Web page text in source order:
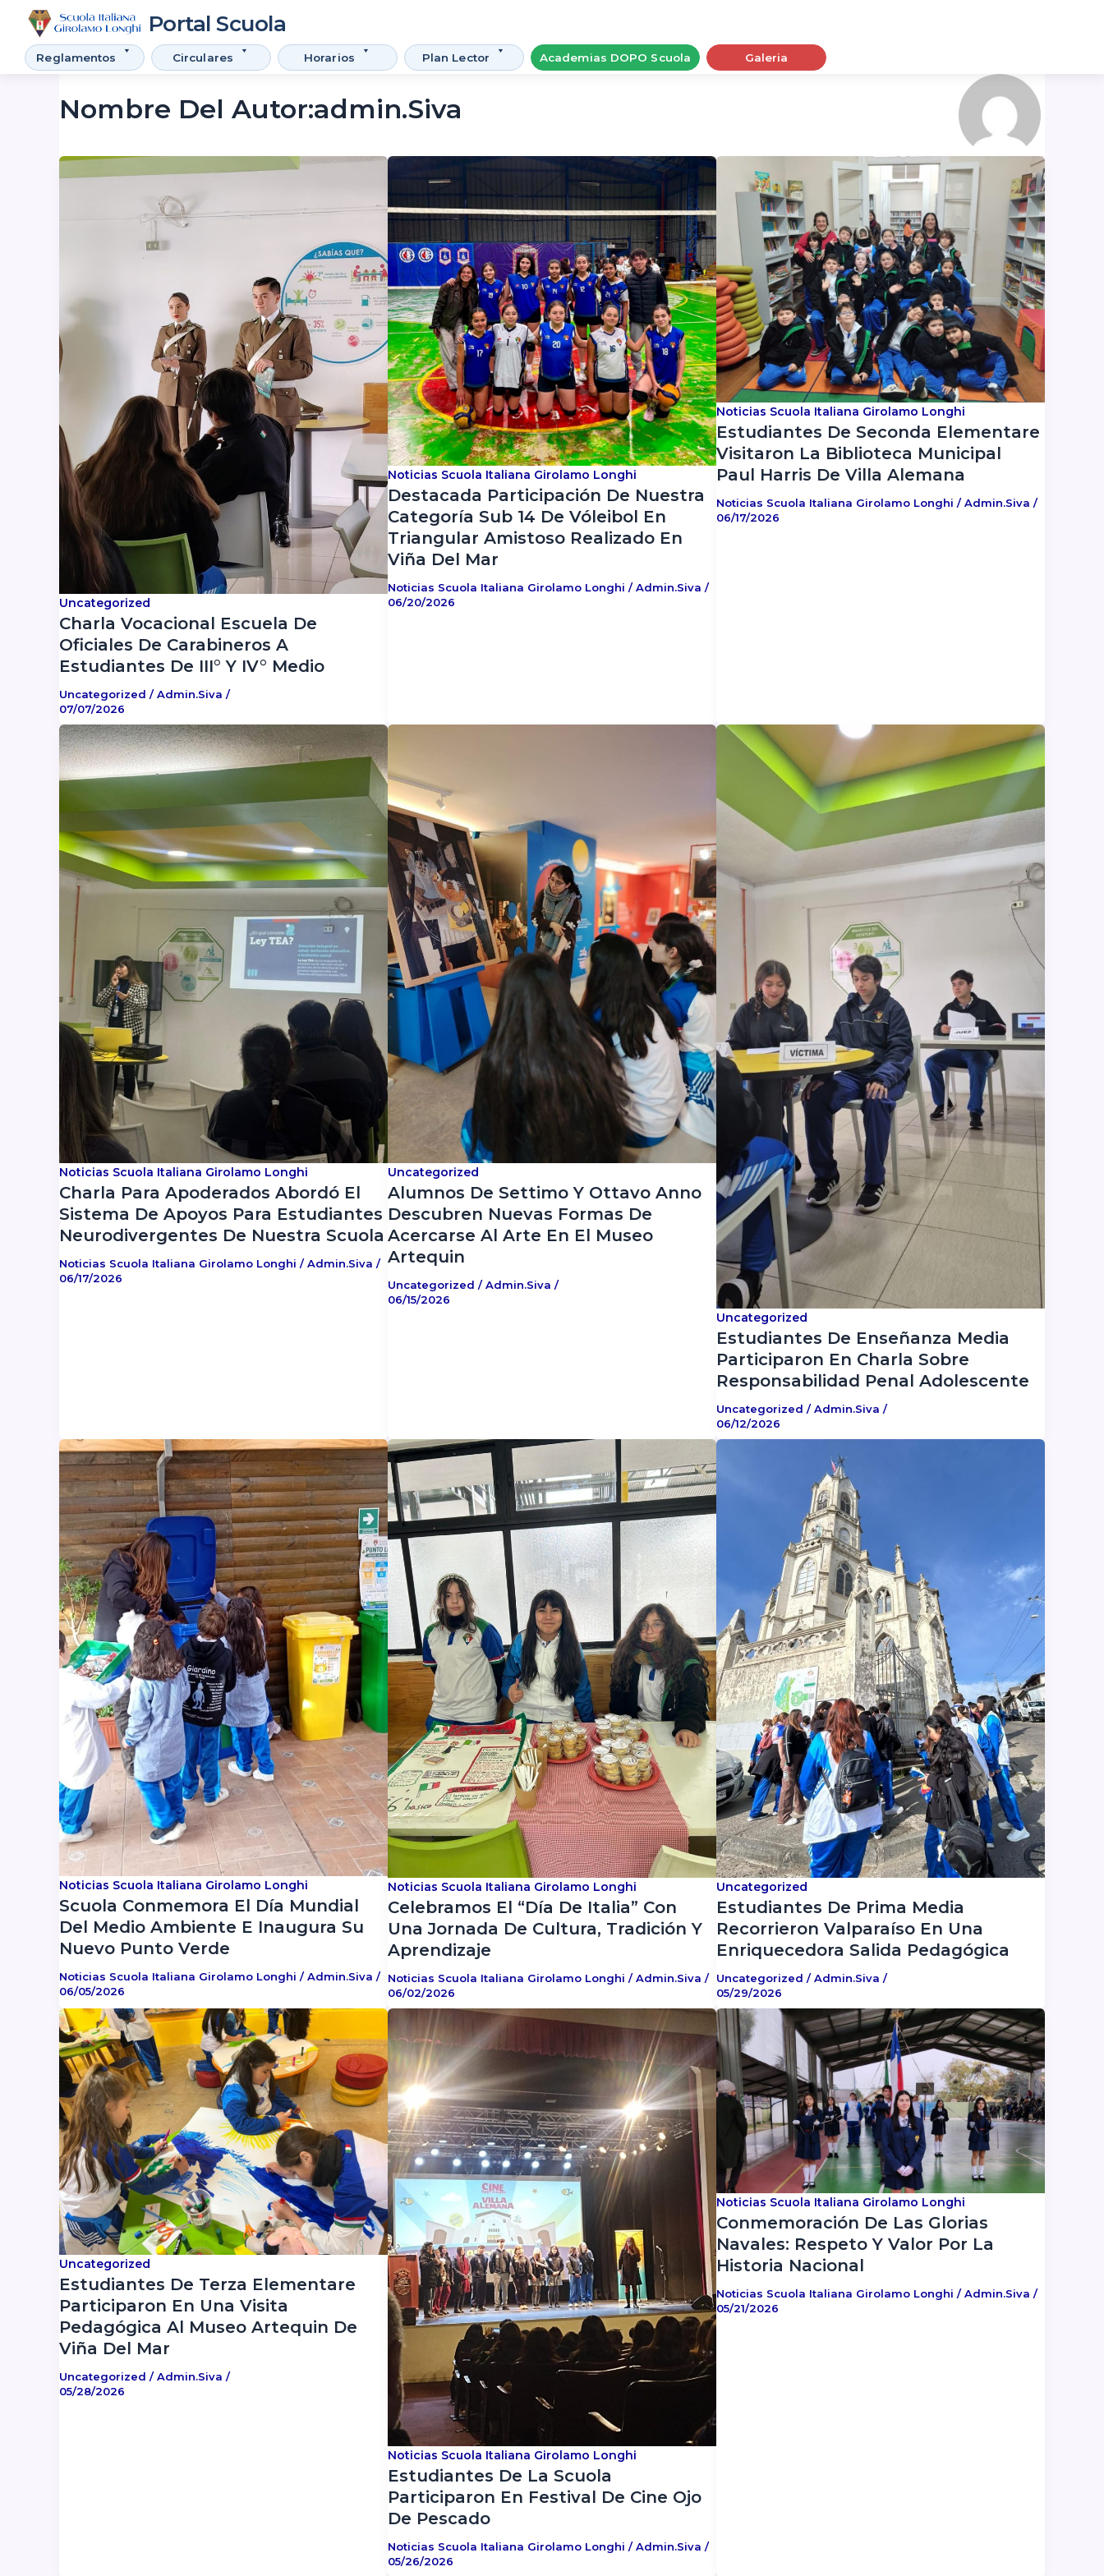
Reglamentos Circulares Horarios Plan Lector Academias DOPO Scuola Galeria
Nombre Del Autor:admin.siva
Uncategorized
Charla Vocacional Escuela De
Oficiales De Carabineros A
Estudiantes De III° Y IV° Medio
Uncategorized /Admin.siva /
07/07/2026
Noticias Scuola Italiana Girolamo Longhi
Destacada Participación De Nuestra
Categoría Sub 14 De Vóleibol En
Triangular Amistoso Realizado En
Viña Del Mar
Noticias Scuola Italiana Girolamo Longhi /Admin.siva /
06/20/2026
Noticias Scuola Italiana Girolamo Longhi
Estudiantes De Seconda Elementare
Visitaron La Biblioteca Municipal
Paul Harris De Villa Alemana
Noticias Scuola Italiana Girolamo Longhi /Admin.siva /
06/17/2026
Noticias Scuola Italiana Girolamo Longhi
Charla Para Apoderados Abordó El
Sistema De Apoyos Para Estudiantes
Neurodivergentes De Nuestra Scuola
Noticias Scuola Italiana Girolamo Longhi /Admin.siva /
06/17/2026
Uncategorized
Alumnos De Settimo Y Ottavo Anno
Descubren Nuevas Formas De
Acercarse Al Arte En El Museo
Artequin
Uncategorized /Admin.siva /
06/15/2026
Uncategorized
Estudiantes De Enseñanza Media
Participaron En Charla Sobre
Responsabilidad Penal Adolescente
Uncategorized /Admin.siva /
06/12/2026
Noticias Scuola Italiana Girolamo Longhi
Scuola Conmemora El Día Mundial
Del Medio Ambiente E Inaugura Su
Nuevo Punto Verde
Noticias Scuola Italiana Girolamo Longhi /Admin.siva /
06/05/2026
Noticias Scuola Italiana Girolamo Longhi
Celebramos El “Día De Italia” Con
Una Jornada De Cultura, Tradición Y
Aprendizaje
Noticias Scuola Italiana Girolamo Longhi /Admin.siva /
06/02/2026
Uncategorized
Estudiantes De Prima Media
Recorrieron Valparaíso En Una
Enriquecedora Salida Pedagógica
Uncategorized /Admin.siva /
05/29/2026
Uncategorized
Estudiantes De Terza Elementare
Participaron En Una Visita
Pedagógica Al Museo Artequin De
Viña Del Mar
Uncategorized /Admin.siva /
05/28/2026
Noticias Scuola Italiana Girolamo Longhi
Estudiantes De La Scuola
Participaron En Festival De Cine Ojo
De Pescado
Noticias Scuola Italiana Girolamo Longhi /Admin.siva /
05/26/2026
Noticias Scuola Italiana Girolamo Longhi
Conmemoración De Las Glorias
Navales: Respeto Y Valor Por La
Historia Nacional
Noticias Scuola Italiana Girolamo Longhi /Admin.siva /
05/21/2026